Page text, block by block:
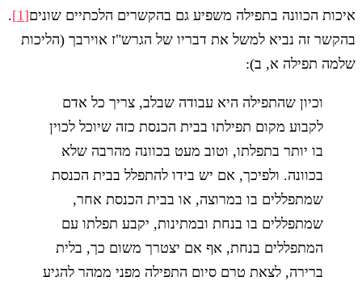
איכות הכוונה בתפילה משפיע גם בהקשרים הלכתיים שונים[1]
.
בהקשר זה נביא למשל את דבריו של הגרש"ז אוירבך (הליכות
שלמה תפילה א, ב):
וכיון שהתפילה היא עבודה שבלב, צריך כל אדם
לקבוע מקום תפילתו בבית הכנסת כזה שיוכל לכוין
בו יותר בתפלתו, וטוב מעט בכוונה מהרבה שלא
בכוונה. ולפיכך, אם יש בידו להתפלל בבית הכנסת
שמתפללים בו במרוצה, או בבית הכנסת אחר,
שמתפללים בו בנחת ובמתינות, יקבע תפלתו עם
המתפללים בנחת, אף אם יצטרך משום כך, בלית
ברירה, לצאת טרם סיום התפילה מפני ממהר להגיע